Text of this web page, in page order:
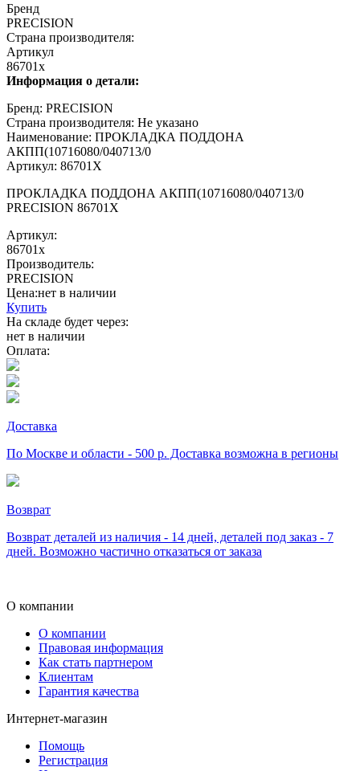
Бренд
PRECISION
Страна производителя:
Артикул
86701x
Информация о детали:
Бренд: PRECISION
Страна производителя: Не указано
Наименование: ПРОКЛАДКА ПОДДОНА
АКПП(10716080/040713/0
Артикул: 86701X
ПРОКЛАДКА ПОДДОНА АКПП(10716080/040713/0
PRECISION 86701X
Артикул:
86701x
Производитель:
PRECISION
Цена:нет в наличии
Купить
На складе будет через:
нет в наличии
Оплата:
Доставка
По Москве и области - 500 р. Доставка возможна в регионы
Возврат
Возврат деталей из наличия - 14 дней, деталей под заказ - 7
дней. Возможно частично отказаться от заказа
О компании
О компании
Правовая информация
Как стать партнером
Клиентам
Гарантия качества
Интернет-магазин
Помощь
Регистрация